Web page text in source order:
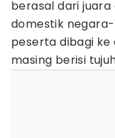
berasal dari
domestik negara-
peserta dibagi ke
masing berisi